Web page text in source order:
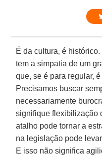
É da cultura, é
tem a simpatia de um
que, se é para regular,
Precisamos buscar
necessariamente
signifique flexibilização
atalho pode tornar a
na legislação pode
E isso não significa